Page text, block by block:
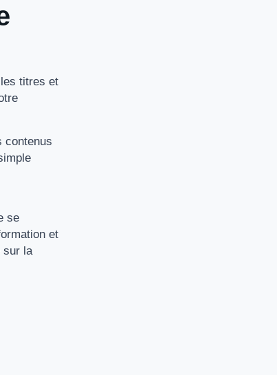
titres et
contenus
se
et
sur la